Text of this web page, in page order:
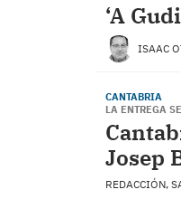
‘A
ISAAC
CANTABRIA
LA ENTREGA
Josep
REDACCIÓN,